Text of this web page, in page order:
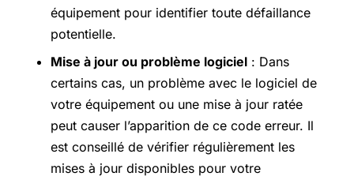
équipement pour identifier toute défaillance
potentielle.
Mise à jour ou problème logiciel : Dans
certains cas, un problème avec le logiciel de
votre équipement ou une mise à jour ratée
peut causer l’apparition de ce code erreur. Il
est conseillé de vérifier régulièrement les
mises à jour disponibles pour votre